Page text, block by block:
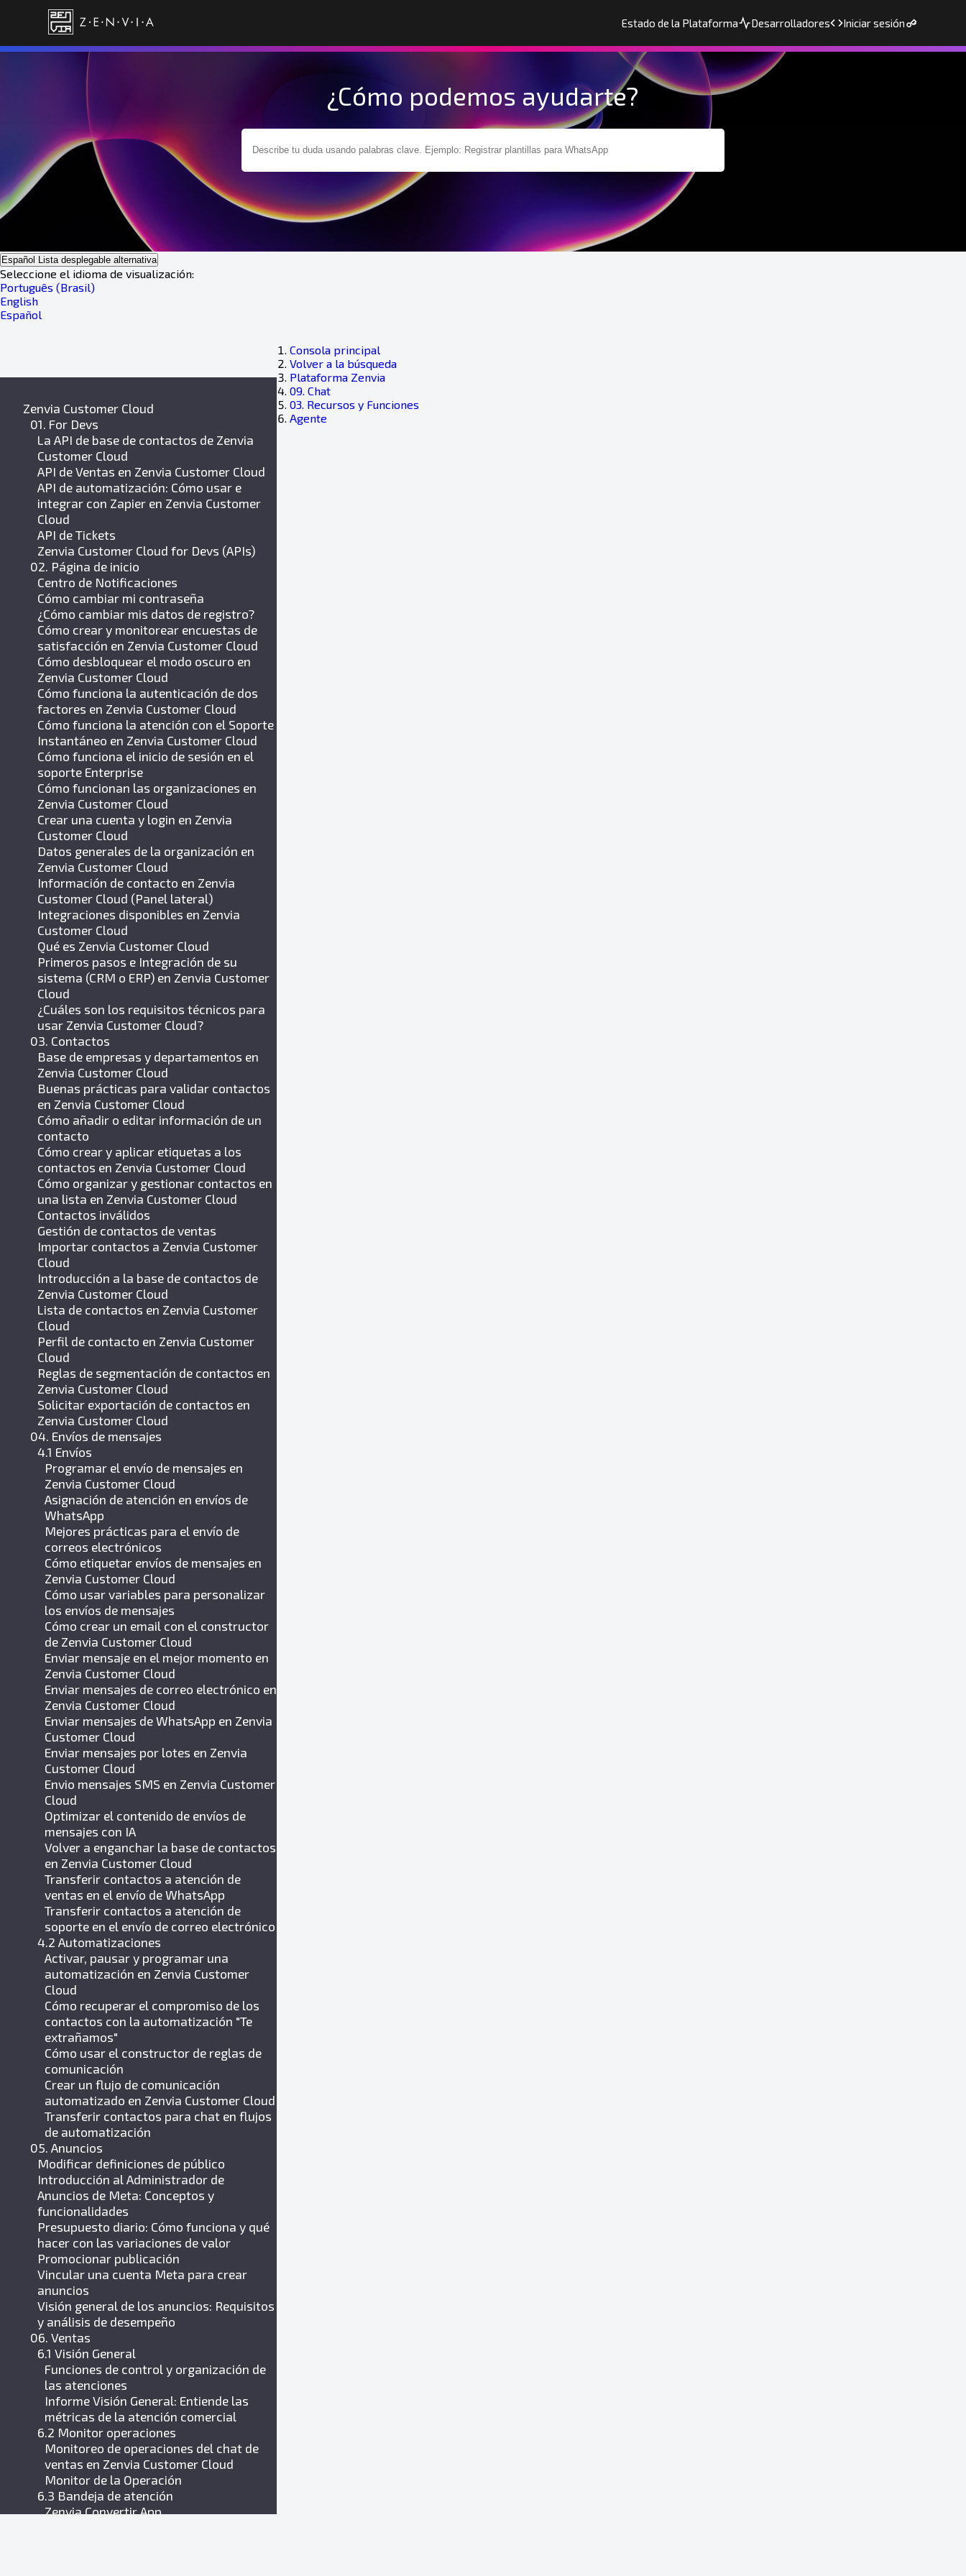
Estado de la Plataforma Desarrolladores Iniciar sesión
¿Cómo podemos ayudarte?
Español Lista desplegable alternativa
Seleccione el idioma de visualización:
Português (Brasil)
English
Español
Consola principal
Volver a la búsqueda
Plataforma Zenvia
09. Chat
03. Recursos y Funciones
Agente
Zenvia Customer Cloud
01. For Devs
La API de base de contactos de Zenvia
Customer Cloud
API de Ventas en Zenvia Customer Cloud
API de automatización: Cómo usar e
integrar con Zapier en Zenvia Customer
Cloud
API de Tickets
Zenvia Customer Cloud for Devs (APIs)
02. Página de inicio
Centro de Notificaciones
Cómo cambiar mi contraseña
¿Cómo cambiar mis datos de registro?
Cómo crear y monitorear encuestas de
satisfacción en Zenvia Customer Cloud
Cómo desbloquear el modo oscuro en
Zenvia Customer Cloud
Cómo funciona la autenticación de dos
factores en Zenvia Customer Cloud
Cómo funciona la atención con el Soporte
Instantáneo en Zenvia Customer Cloud
Cómo funciona el inicio de sesión en el
soporte Enterprise
Cómo funcionan las organizaciones en
Zenvia Customer Cloud
Crear una cuenta y login en Zenvia
Customer Cloud
Datos generales de la organización en
Zenvia Customer Cloud
Información de contacto en Zenvia
Customer Cloud (Panel lateral)
Integraciones disponibles en Zenvia
Customer Cloud
Qué es Zenvia Customer Cloud
Primeros pasos e Integración de su
sistema (CRM o ERP) en Zenvia Customer
Cloud
¿Cuáles son los requisitos técnicos para
usar Zenvia Customer Cloud?
03. Contactos
Base de empresas y departamentos en
Zenvia Customer Cloud
Buenas prácticas para validar contactos
en Zenvia Customer Cloud
Cómo añadir o editar información de un
contacto
Cómo crear y aplicar etiquetas a los
contactos en Zenvia Customer Cloud
Cómo organizar y gestionar contactos en
una lista en Zenvia Customer Cloud
Contactos inválidos
Gestión de contactos de ventas
Importar contactos a Zenvia Customer
Cloud
Introducción a la base de contactos de
Zenvia Customer Cloud
Lista de contactos en Zenvia Customer
Cloud
Perfil de contacto en Zenvia Customer
Cloud
Reglas de segmentación de contactos en
Zenvia Customer Cloud
Solicitar exportación de contactos en
Zenvia Customer Cloud
04. Envíos de mensajes
4.1 Envíos
Programar el envío de mensajes en
Zenvia Customer Cloud
Asignación de atención en envíos de
WhatsApp
Mejores prácticas para el envío de
correos electrónicos
Cómo etiquetar envíos de mensajes en
Zenvia Customer Cloud
Cómo usar variables para personalizar
los envíos de mensajes
Cómo crear un email con el constructor
de Zenvia Customer Cloud
Enviar mensaje en el mejor momento en
Zenvia Customer Cloud
Enviar mensajes de correo electrónico en
Zenvia Customer Cloud
Enviar mensajes de WhatsApp en Zenvia
Customer Cloud
Enviar mensajes por lotes en Zenvia
Customer Cloud
Envio mensajes SMS en Zenvia Customer
Cloud
Optimizar el contenido de envíos de
mensajes con IA
Volver a enganchar la base de contactos
en Zenvia Customer Cloud
Transferir contactos a atención de
ventas en el envío de WhatsApp
Transferir contactos a atención de
soporte en el envío de correo electrónico
4.2 Automatizaciones
Activar, pausar y programar una
automatización en Zenvia Customer
Cloud
Cómo recuperar el compromiso de los
contactos con la automatización "Te
extrañamos"
Cómo usar el constructor de reglas de
comunicación
Crear un flujo de comunicación
automatizado en Zenvia Customer Cloud
Transferir contactos para chat en flujos
de automatización
05. Anuncios
Modificar definiciones de público
Introducción al Administrador de
Anuncios de Meta: Conceptos y
funcionalidades
Presupuesto diario: Cómo funciona y qué
hacer con las variaciones de valor
Promocionar publicación
Vincular una cuenta Meta para crear
anuncios
Visión general de los anuncios: Requisitos
y análisis de desempeño
06. Ventas
6.1 Visión General
Funciones de control y organización de
las atenciones
Informe Visión General: Entiende las
métricas de la atención comercial
6.2 Monitor operaciones
Monitoreo de operaciones del chat de
ventas en Zenvia Customer Cloud
Monitor de la Operación
6.3 Bandeja de atención
Zenvia Convertir App